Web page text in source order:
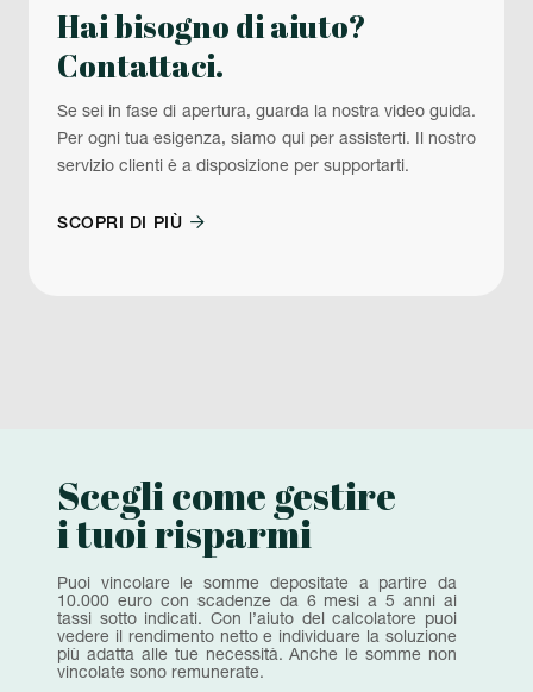
Hai bisogno di aiuto?
Contattaci.
Se sei in fase di apertura, guarda la nostra video guida.
Per ogni tua esigenza, siamo qui per assisterti. Il nostro
servizio clienti è a disposizione per supportarti.
SCOPRI DI PIÙ 
Scegli come gestire
i tuoi risparmi
Puoi vincolare le somme depositate a partire da
10.000 euro con scadenze da 6 mesi a 5 anni ai
tassi sotto indicati. Con l’aiuto del calcolatore puoi
vedere il rendimento netto e individuare la soluzione
più adatta alle tue necessità. Anche le somme non
vincolate sono remunerate.